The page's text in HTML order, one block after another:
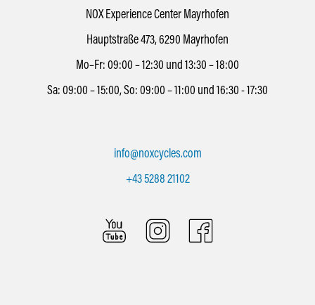
NOX Experience Center Mayrhofen
Hauptstraße 473, 6290 Mayrhofen
Mo–Fr: 09:00 – 12:30 und 13:30 – 18:00
Sa: 09:00 – 15:00, So: 09:00 – 11:00 und 16:30 - 17:30
info@noxcycles.com
+43 5288 21102